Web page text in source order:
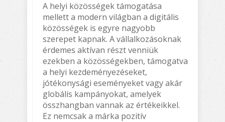
A helyi közösségek támogatása
mellett a modern világban a digitális
közösségek is egyre nagyobb
szerepet kapnak. A vállalkozásoknak
érdemes aktívan részt venniük
ezekben a közösségekben, támogatva
a helyi kezdeményezéseket,
jótékonysági eseményeket vagy akár
globális kampányokat, amelyek
összhangban vannak az értékeikkel.
Ez nemcsak a márka pozitív